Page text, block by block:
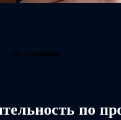
Дистанционно
по